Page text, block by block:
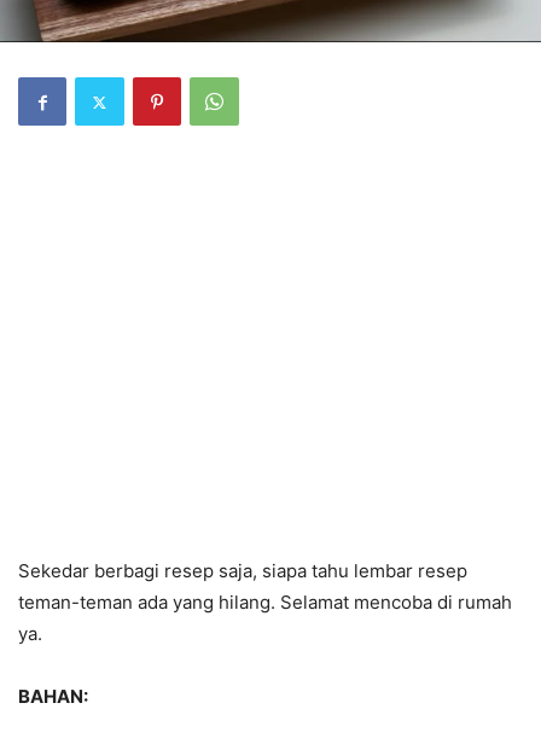
Sekedar berbagi resep saja, siapa tahu lembar resep
teman-teman ada yang hilang. Selamat mencoba di rumah
ya.
BAHAN: